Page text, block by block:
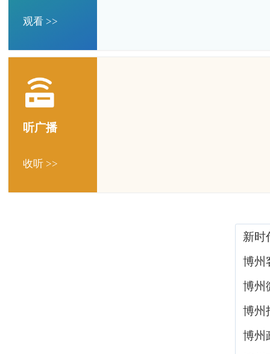
观看 >>
听广播
收听 >>
新时
博州
博州
博州
博州